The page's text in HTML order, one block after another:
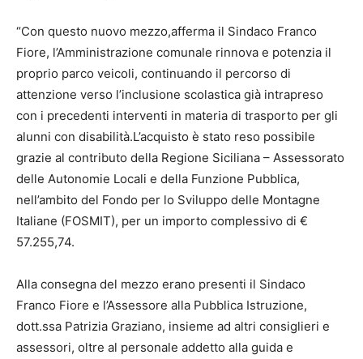
“Con questo nuovo mezzo,afferma il Sindaco Franco
Fiore, l’Amministrazione comunale rinnova e potenzia il
proprio parco veicoli, continuando il percorso di
attenzione verso l’inclusione scolastica già intrapreso
con i precedenti interventi in materia di trasporto per gli
alunni con disabilità.L’acquisto è stato reso possibile
grazie al contributo della Regione Siciliana – Assessorato
delle Autonomie Locali e della Funzione Pubblica,
nell’ambito del Fondo per lo Sviluppo delle Montagne
Italiane (FOSMIT), per un importo complessivo di €
57.255,74.
Alla consegna del mezzo erano presenti il Sindaco
Franco Fiore e l’Assessore alla Pubblica Istruzione,
dott.ssa Patrizia Graziano, insieme ad altri consiglieri e
assessori, oltre al personale addetto alla guida e